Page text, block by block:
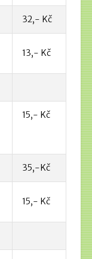
32,- Kč
13,- Kč
15,- Kč
35,-Kč
15,- Kč